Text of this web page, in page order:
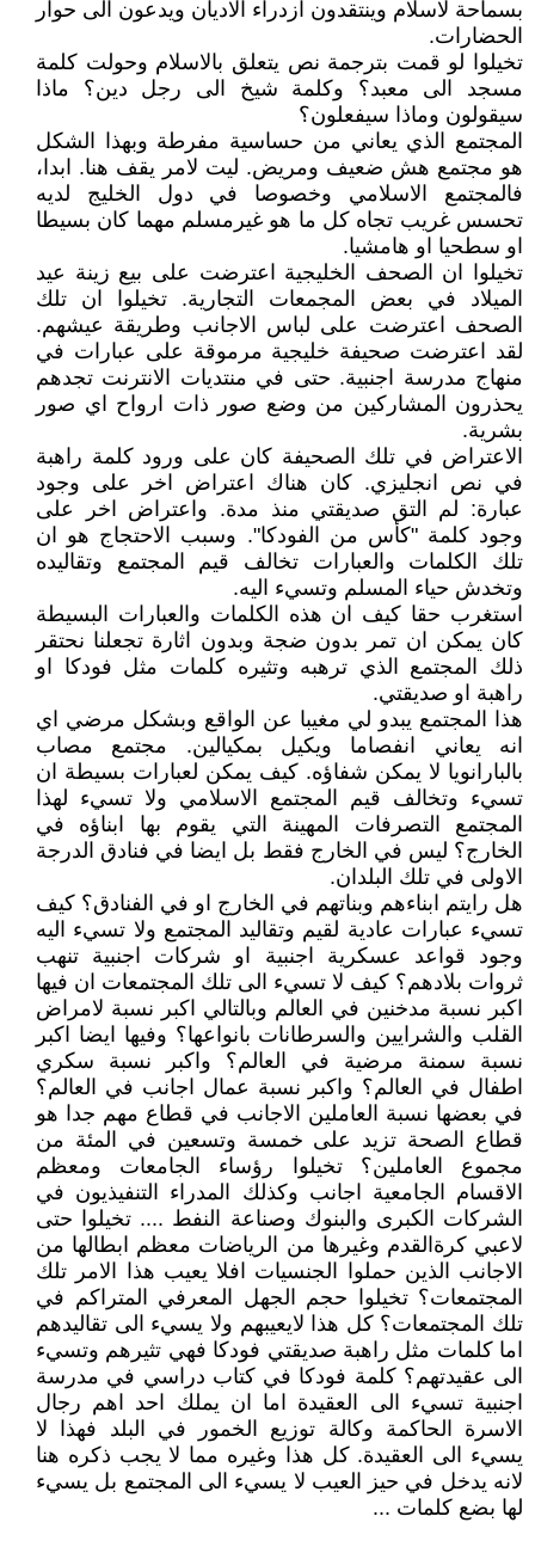
بسماحة لاسلام وينتقدون ازدراء الاديان ويدعون الى حوار
الحضارات.
تخيلوا لو قمت بترجمة نص يتعلق بالاسلام وحولت كلمة
مسجد الى معبد؟ وكلمة شيخ الى رجل دين؟ ماذا
سيقولون وماذا سيفعلون؟
المجتمع الذي يعاني من حساسية مفرطة وبهذا الشكل
هو مجتمع هش ضعيف ومريض. ليت لامر يقف هنا. ابدا،
فالمجتمع الاسلامي وخصوصا في دول الخليج لديه
تحسس غريب تجاه كل ما هو غيرمسلم مهما كان بسيطا
او سطحيا او هامشيا.
تخيلوا ان الصحف الخليجية اعترضت على بيع زينة عيد
الميلاد في بعض المجمعات التجارية. تخيلوا ان تلك
الصحف اعترضت على لباس الاجانب وطريقة عيشهم.
لقد اعترضت صحيفة خليجية مرموقة على عبارات في
منهاج مدرسة اجنبية. حتى في منتديات الانترنت تجدهم
يحذرون المشاركين من وضع صور ذات ارواح اي صور
بشرية.
الاعتراض في تلك الصحيفة كان على ورود كلمة راهبة
في نص انجليزي. كان هناك اعتراض اخر على وجود
عبارة: لم التق صديقتي منذ مدة. واعتراض اخر على
وجود كلمة "كأس من الفودكا". وسبب الاحتجاج هو ان
تلك الكلمات والعبارات تخالف قيم المجتمع وتقاليده
وتخدش حياء المسلم وتسيء اليه.
استغرب حقا كيف ان هذه الكلمات والعبارات البسيطة
كان يمكن ان تمر بدون ضجة وبدون اثارة تجعلنا نحتقر
ذلك المجتمع الذي ترهبه وتثيره كلمات مثل فودكا او
راهبة او صديقتي.
هذا المجتمع يبدو لي مغيبا عن الواقع وبشكل مرضي اي
انه يعاني انفصاما ويكيل بمكيالين. مجتمع مصاب
بالبارانويا لا يمكن شفاؤه. كيف يمكن لعبارات بسيطة ان
تسيء وتخالف قيم المجتمع الاسلامي ولا تسيء لهذا
المجتمع التصرفات المهينة التي يقوم بها ابناؤه في
الخارج؟ ليس في الخارج فقط بل ايضا في فنادق الدرجة
الاولى في تلك البلدان.
هل رايتم ابناءهم وبناتهم في الخارج او في الفنادق؟ كيف
تسيء عبارات عادية لقيم وتقاليد المجتمع ولا تسيء اليه
وجود قواعد عسكرية اجنبية او شركات اجنبية تنهب
ثروات بلادهم؟ كيف لا تسيء الى تلك المجتمعات ان فيها
اكبر نسبة مدخنين في العالم وبالتالي اكبر نسبة لامراض
القلب والشرايين والسرطانات بانواعها؟ وفيها ايضا اكبر
نسبة سمنة مرضية في العالم؟ واكبر نسبة سكري
اطفال في العالم؟ واكبر نسبة عمال اجانب في العالم؟
في بعضها نسبة العاملين الاجانب في قطاع مهم جدا هو
قطاع الصحة تزيد على خمسة وتسعين في المئة من
مجموع العاملين؟ تخيلوا رؤساء الجامعات ومعظم
الاقسام الجامعية اجانب وكذلك المدراء التنفيذيون في
الشركات الكبرى والبنوك وصناعة النفط .... تخيلوا حتى
لاعبي كرةالقدم وغيرها من الرياضات معظم ابطالها من
الاجانب الذين حملوا الجنسيات افلا يعيب هذا الامر تلك
المجتمعات؟ تخيلوا حجم الجهل المعرفي المتراكم في
تلك المجتمعات؟ كل هذا لايعيبهم ولا يسيء الى تقاليدهم
اما كلمات مثل راهبة صديقتي فودكا فهي تثيرهم وتسيء
الى عقيدتهم؟ كلمة فودكا في كتاب دراسي في مدرسة
اجنبية تسيء الى العقيدة اما ان يملك احد اهم رجال
الاسرة الحاكمة وكالة توزيع الخمور في البلد فهذا لا
يسيء الى العقيدة. كل هذا وغيره مما لا يجب ذكره هنا
لانه يدخل في حيز العيب لا يسيء الى المجتمع بل يسيء
لها بضع كلمات ...